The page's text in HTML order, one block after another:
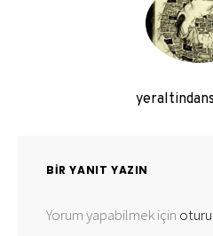
BIR YANIT YAZIN
Yorum yapabilmek için